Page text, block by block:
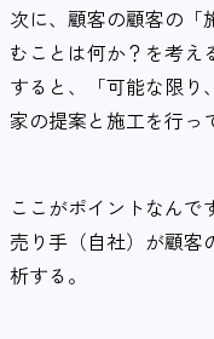
次に、顧客の顧客の「
むことは何か？を考え
すると、「可能な限り
家の提案と施工を行っ
ここがポイントなんで
売り手（自社）が顧客
析する。